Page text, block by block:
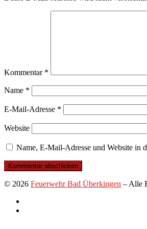
Kommentar *
Name *
E-Mail-Adresse *
Website
Name, E-Mail-Adresse und Website in
© 2026 Feuerwehr Bad Überkingen – Alle